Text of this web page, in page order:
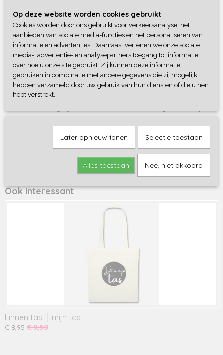
te nemen naar je werk of naar school. Op de voorkant van de tas
staat de tekst '-naam-' en de tas heeft fijne lange hengsels (ca. 70
cm).
Het formaat van de tas is 41×37.5cm en verkrijgbaar in het zwart en
ecru.
Tas is van 100% katoen
Er zijn nog tal van andere voorbeeldtassen waaruit je kan kiezen,
Save
Ook interessant
Linnen tas │ mijn tas
€ 8,95 € 9,50
Op deze website worden cookies gebruikt
Cookies worden door ons gebruikt voor verkeersanalyse, het
aanbieden van sociale media-functies en het personaliseren van
informatie en advertenties. Daarnaast verlenen we onze sociale
media-, advertentie- en analysepartners toegang tot informatie
over hoe u onze site gebruikt. Zij kunnen deze informatie
gebruiken in combinatie met andere gegevens die zij mogelijk
hebben verzameld door uw gebruik van hun diensten of die u hen
hebt verstrekt.
Later opnieuw tonen Selectie toestaan
Alles toestaan Nee, niet akkoord